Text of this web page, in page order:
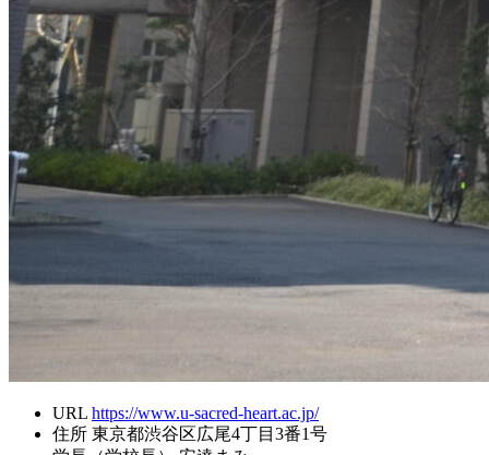
URL https://www.u-sacred-heart.ac.jp/
住所 東京都渋谷区広尾4丁目3番1号